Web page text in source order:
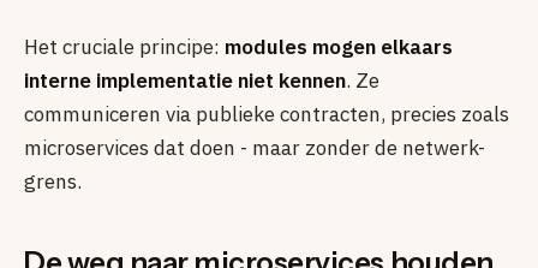
Het cruciale principe: modules mogen elkaars
interne implementatie niet kennen. Ze
communiceren via publieke contracten, precies zoals
microservices dat doen - maar zonder de netwerk-
grens.